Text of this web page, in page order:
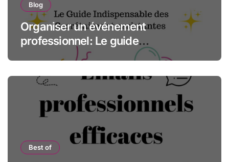
Blog
Organiser un événement
professionnel: Le guide
indispensable des assistantes et
Best of